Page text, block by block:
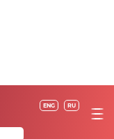
ENG RU